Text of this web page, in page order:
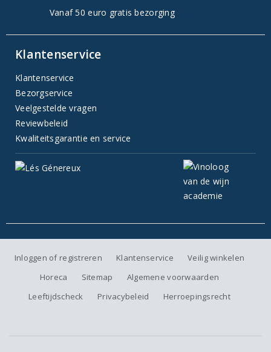
Vanaf 50 euro gratis bezorging
Klantenservice
Klantenservice
Bezorgservice
Veelgestelde vragen
Reviewbeleid
Kwaliteitsgarantie en service
Inloggen of registreren Klantenservice
Veilig winkelen
Horeca
Sitemap
Algemene voorwaarden
Leeftijdscheck
Privacybeleid Herroepingsrecht